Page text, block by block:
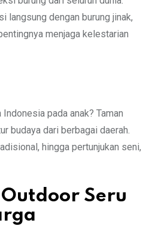
langsung dengan burung jinak,
menjaga kelestarian
pada anak? Taman
budaya dari berbagai daerah.
hingga pertunjukan seni,
Seru